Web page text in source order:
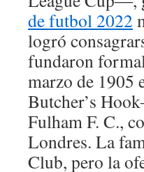
de futbol 2022
logró
fundaron
marzo de 1905
Butcher’s
Fulham F. C.,
Londres. La
Club, pero la